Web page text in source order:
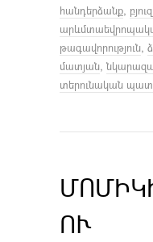
հանդերձանք,
թագավորություն,
մատյան,
տերունական
ՈՒ